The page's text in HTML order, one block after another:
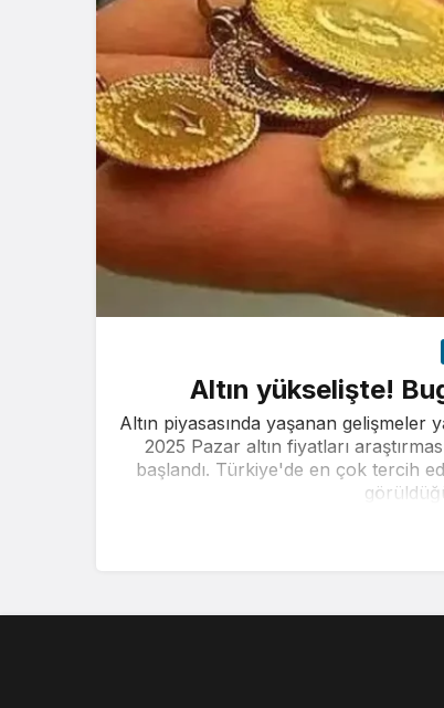
Altın yükselişte!
Altın piyasasında yaşanan gelişmeler
2025 Pazar altın fiyatları
başlandı. Türkiye'de en çok tercih